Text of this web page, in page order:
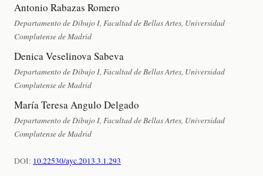
Antonio Rabazas Romero
Departamento de Dibujo I, Facultad de Bellas Artes, Universidad
Complutense de Madrid
Denica Veselinova Sabeva
Departamento de Dibujo I, Facultad de Bellas Artes, Universidad
Complutense de Madrid
María Teresa Angulo Delgado
Departamento de Dibujo I, Facultad de Bellas Artes, Universidad
Complutense de Madrid
DOI: 10.22530/ayc.2013.3.1.293